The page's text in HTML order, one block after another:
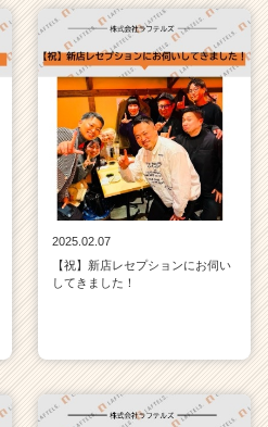
2025.02.07
【祝】新店レセプションにお伺い
してきました！